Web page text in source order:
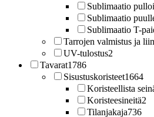
Sublimaatio
Sublimaatio
Sublimaatio T-
Tarrojen valmistus ja
UV-tulostus2
Tavarat1786
Sisustuskoristeet1664
Koristeellista
Koristeesineitä2
Tilanjakaja736